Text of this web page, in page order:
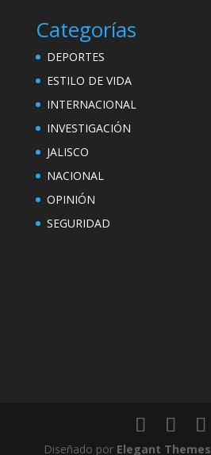
Categorías
DEPORTES
ESTILO DE VIDA
INTERNACIONAL
INVESTIGACIÓN
JALISCO
NACIONAL
OPINIÓN
SEGURIDAD
Diseñado por Elegant Themes